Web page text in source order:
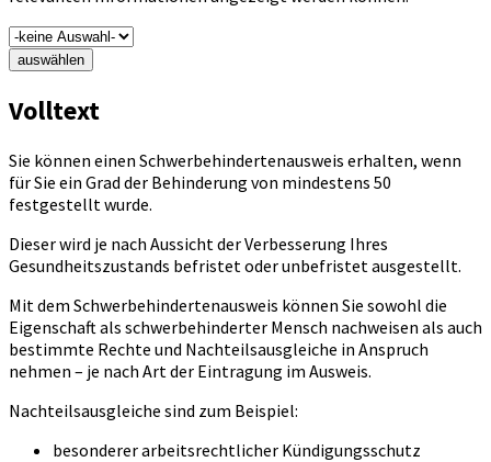
auswählen
Volltext
Sie können einen Schwerbehindertenausweis erhalten, wenn
für Sie ein Grad der Behinderung von mindestens 50
festgestellt wurde.
Dieser wird je nach Aussicht der Verbesserung Ihres
Gesundheitszustands befristet oder unbefristet ausgestellt.
Mit dem Schwerbehindertenausweis können Sie sowohl die
Eigenschaft als schwerbehinderter Mensch nachweisen als auch
bestimmte Rechte und Nachteilsausgleiche in Anspruch
nehmen – je nach Art der Eintragung im Ausweis.
Nachteilsausgleiche sind zum Beispiel:
besonderer arbeitsrechtlicher Kündigungsschutz